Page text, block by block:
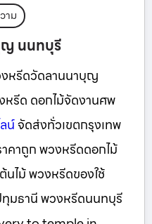
าม
นนทบุรี
หรีดวัดลานนาบุญ
หรีด ดอกไม้จัดงานศพ
น์จัดส่งทั่วเขตกรุงเทพ
คาถูก พวงหรีดดอกไม้
ไม้ พวงหรีดของใช้
มธานี พวงหรีดนนทบุรี